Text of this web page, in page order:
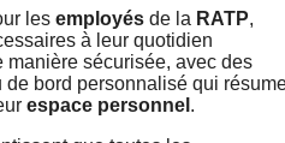
les employés de la RATP,
à leur quotidien
manière sécurisée, avec des
bord personnalisé qui
espace personnel .